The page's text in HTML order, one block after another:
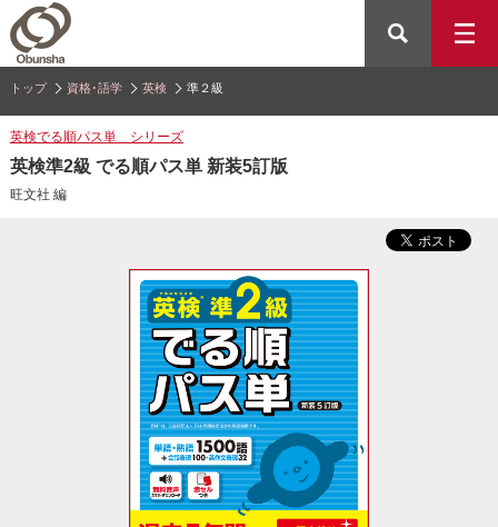
トップ 資格･語学 英検 準２級
英検でる順パス単 シリーズ
英検準2級 でる順パス単 新装5訂版
旺文社 編